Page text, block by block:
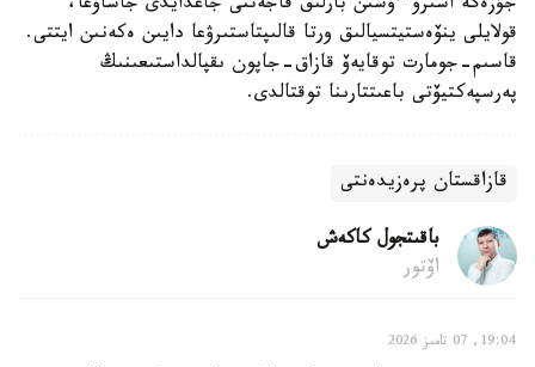
جۇزەگە اسىرۋ ءۇشىن بارلىق قاجەتتى جاعدايدى جاساۋعا،
قولايلى ينۆەستيتسيالىق ورتا قالىپتاستىرۋعا دايىن ەكەنىن ايتتى.
قاسىم-جومارت توقايەۆ قازاق-جاپون ىقپالداستىعىنىڭ
پەرسپەكتيۆتى باعىتتارىنا توقتالدى.
قازاقستان پرەزيدەنتى
باقىتجول كاكەش
اۆتور
19:04, 07 تامىز 2026